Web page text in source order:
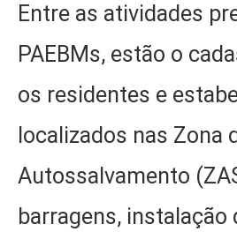
Entre as atividades
PAEBMs, estão o
os residentes e
localizados nas Zona
Autossalvamento
barragens, instalação